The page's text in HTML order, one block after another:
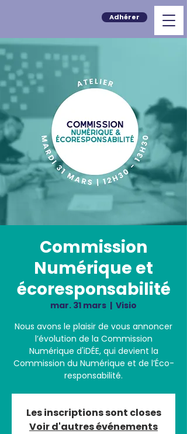
Adhérer
Commission
Numérique et
écoresponsabilité
mar. 31 mars
  |
Visio
Nous avons le plaisir de vous annoncer
l’évolution de la Commission
Numérique d'iDÉE, qui devient la
Commission du Numérique et de l’Éco-
responsabilité.
Les inscriptions sont closes
Voir d'autres événements